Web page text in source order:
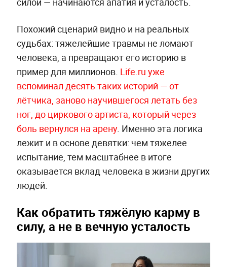
Похожий сценарий видно и на реальных
судьбах: тяжелейшие травмы не ломают
человека, а превращают его историю в
пример для миллионов. Life.ru уже
вспоминал десять таких историй — от
лётчика, заново научившегося летать без
ног, до циркового артиста, который через
боль вернулся на арену. Именно эта логика
лежит и в основе девятки: чем тяжелее
испытание, тем масштабнее в итоге
оказывается вклад человека в жизни других
людей.
Как обратить тяжёлую карму в
силу, а не в вечную усталость